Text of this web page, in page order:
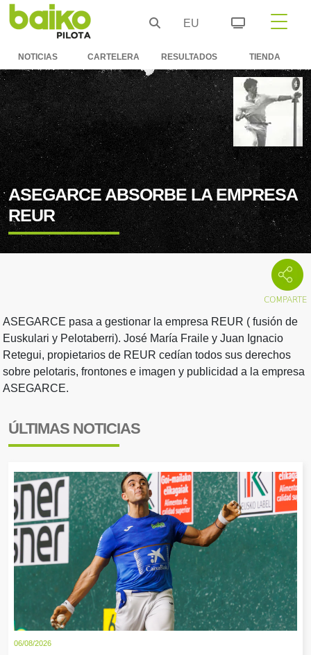
EU
NOTICIAS CARTELERA RESULTADOS TIENDA
ASEGARCE ABSORBE LA EMPRESA
REUR
ASEGARCE pasa a gestionar la empresa REUR ( fusión de
Euskulari y Pelotaberri). José María Fraile y Juan Ignacio
Retegui, propietarios de REUR cedían todos sus derechos
sobre pelotaris, frontones e imagen y publicidad a la empresa
ASEGARCE.
ÚLTIMAS NOTICIAS
06/08/2026